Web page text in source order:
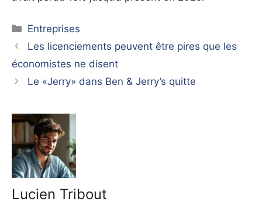
Catégories
Entreprises
Les licenciements peuvent être pires que les
économistes ne disent
Le «Jerry» dans Ben & Jerry’s quitte
Lucien Tribout